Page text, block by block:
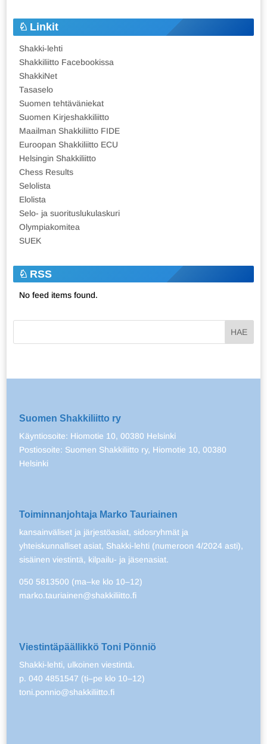
Linkit
Shakki-lehti
Shakkiliitto Facebookissa
ShakkiNet
Tasaselo
Suomen tehtäväniekat
Suomen Kirjeshakkiliitto
Maailman Shakkiliitto FIDE
Euroopan Shakkiliitto ECU
Helsingin Shakkiliitto
Chess Results
Selolista
Elolista
Selo- ja suorituslukulaskuri
Olympiakomitea
SUEK
RSS
No feed items found.
Suomen Shakkiliitto ry
Käyntiosoite: Hiomotie 10, 00380 Helsinki
Postiosoite: Suomen Shakkiliitto ry, Hiomotie 10, 00380
Helsinki
Toiminnanjohtaja Marko Tauriainen
kansainväliset ja järjestöasiat, sidosryhmät ja
yhteiskunnalliset asiat, Shakki-lehti (numeroon 4/2024 asti),
sisäinen viestintä, kilpailu- ja jäsenasiat.
050 5813500 (ma–ke klo 10–12)
marko.tauriainen@shakkiliitto.fi
Viestintäpäällikkö Toni Pönniö
Shakki-lehti, ulkoinen viestintä.
p. 040 4851547 (ti–pe klo 10–12)
toni.ponnio@shakkiliitto.fi